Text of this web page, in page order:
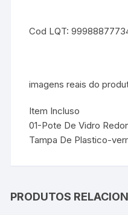
Cod LQT:
imagens reais do
Item Incluso
01-Pote De Vidro
Tampa De Plastico-
PRODUTOS